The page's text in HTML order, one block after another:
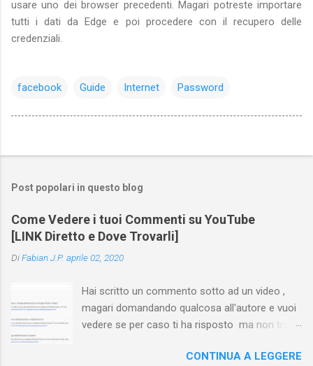
usare uno dei browser precedenti. Magari potreste importare
tutti i dati da Edge e poi procedere con il recupero delle
credenziali.
facebook Guide Internet Password
Post popolari in questo blog
Come Vedere i tuoi Commenti su YouTube
[LINK Diretto e Dove Trovarli]
DiFabian J.P. aprile 02, 2020
Hai scritto un commento sotto ad un video ,
magari domandando qualcosa all'autore e vuoi
vedere se per caso ti ha risposto ma non trovi
nessuna voce del tipo " cronologia commenti
CONTINUA A LEGGERE